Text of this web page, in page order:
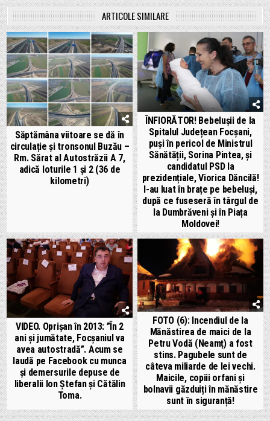
ARTICOLE SIMILARE
Săptămâna viitoare se dă în
circulație și tronsonul Buzău –
Rm. Sărat al Autostrăzii A 7,
adică loturile 1 și 2 (36 de
kilometri)
ÎNFIORĂTOR! Bebelușii de la
Spitalul Județean Focșani,
puși în pericol de Ministrul
Sănătății, Sorina Pintea, și
candidatul PSD la
prezidențiale, Viorica Dăncilă!
I-au luat în brațe pe bebeluși,
după ce fuseseră în târgul de
la Dumbrăveni și în Piața
Moldovei!
VIDEO. Oprișan în 2013: ”În 2
ani și jumătate, Focșaniul va
avea autostradă”. Acum se
laudă pe Facebook cu munca
și demersurile depuse de
liberalii Ion Ștefan și Cătălin
Toma.
FOTO (6): Incendiul de la
Mănăstirea de maici de la
Petru Vodă (Neamț) a fost
stins. Pagubele sunt de
câteva miliarde de lei vechi.
Maicile, copiii orfani și
bolnavii găzduiți în mănăstire
sunt în siguranță!